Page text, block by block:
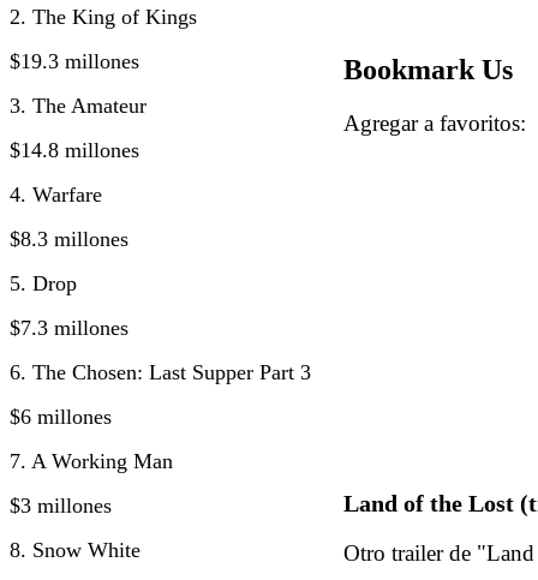
2. The King of Kings
$19.3 millones
3. The Amateur
$14.8 millones
4. Warfare
$8.3 millones
5. Drop
$7.3 millones
6. The Chosen: Last Supper Part 3
$6 millones
7. A Working Man
$3 millones
8. Snow White
Bookmark Us
Agregar a
Land of the Lost
Otro trailer de